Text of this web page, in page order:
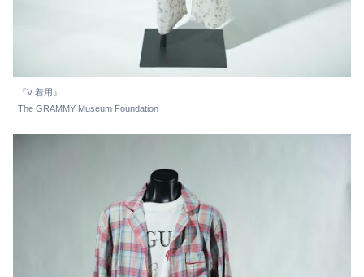
『V 着用』
The GRAMMY Museum Foundation